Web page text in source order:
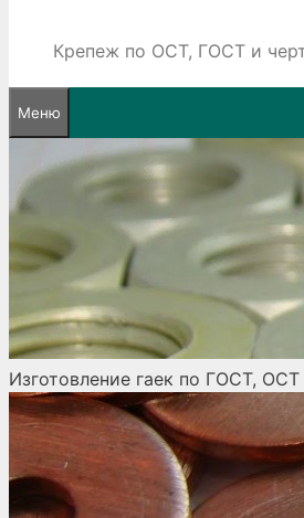
Крепеж по ОСТ, ГОСТ и
Меню
Изготовление гаек по ГОСТ,